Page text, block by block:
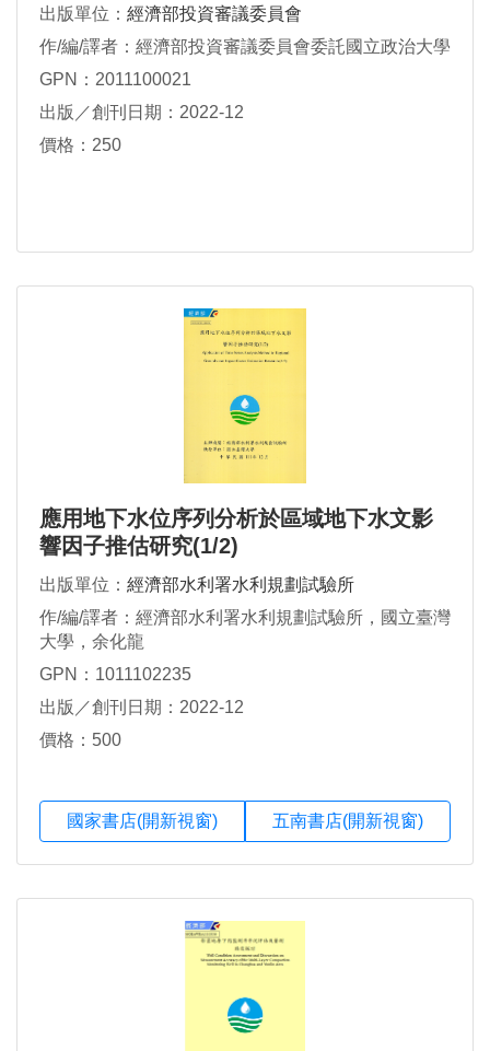
出版單位： 經濟部投資審議委員會
作/編/譯者：經濟部投資審議委員會委託國立政治大學
GPN：2011100021
出版／創刊日期：2022-12
價格：250
應用地下水位序列分析於區域地下水文影
響因子推估研究(1/2)
出版單位： 經濟部水利署水利規劃試驗所
作/編/譯者：經濟部水利署水利規劃試驗所，國立臺灣
大學，余化龍
GPN：1011102235
出版／創刊日期：2022-12
價格：500
國家書店(開新視窗) 五南書店(開新視窗)